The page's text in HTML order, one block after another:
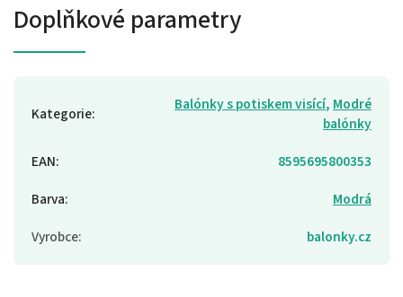
Doplňkové parametry
Kategorie: Balónky s potiskem visící, Modré
balónky
EAN:
8595695800353
Barva:
Modrá
Vyrobce: balonky.cz